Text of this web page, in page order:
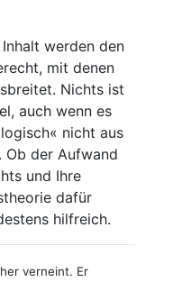
werden den
mit denen
Nichts ist
auch wenn es
nicht aus
Ob der Aufwand
und Ihre
dafür
hilfreich.
verneint. Er